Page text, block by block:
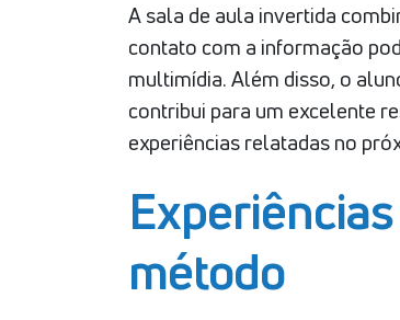
A sala de aula invertida
contato com a informação
multimídia. Além disso, o
contribui para um excelente
experiências relatadas no
método